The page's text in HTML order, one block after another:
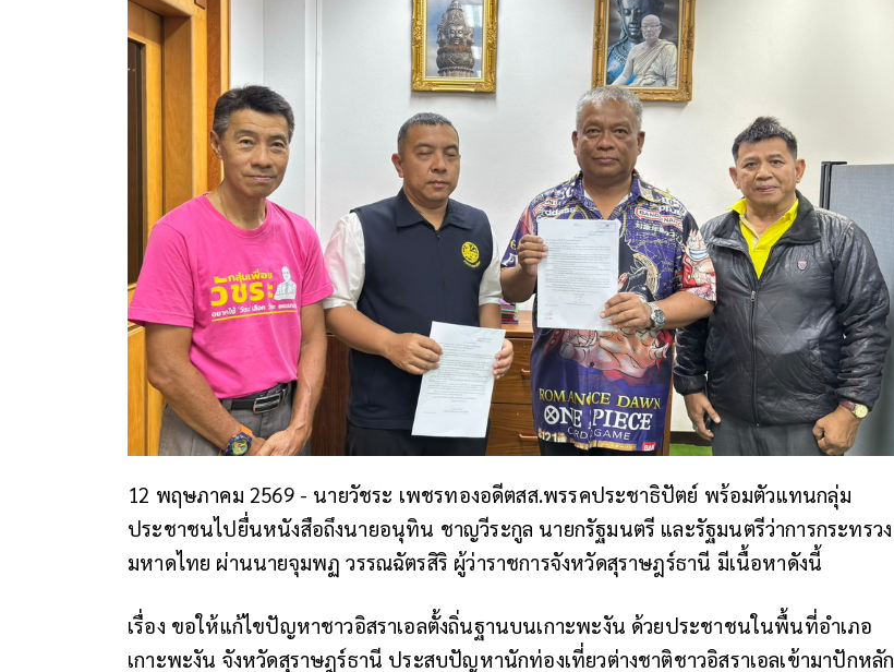
12 พฤษภาคม 2569 - นายวัชระ เพชรทองอดีตสส.พรรคประชาธิปัตย์ พร้อมตัวแทนกลุ่ม
ประชาชนไปยื่นหนังสือถึงนายอนุทิน ชาญวีระกูล นายกรัฐมนตรี และรัฐมนตรีว่าการกระทรวง
มหาดไทย ผ่านนายจุมพฏ วรรณฉัตรสิริ ผู้ว่าราชการจังหวัดสุราษฎร์ธานี มีเนื้อหาดังนี้
เรื่อง ขอให้แก้ไขปัญหาชาวอิสราเอลตั้งถิ่นฐานบนเกาะพะงัน ด้วยประชาชนในพื้นที่อำเภอ
เกาะพะงัน จังหวัดสุราษฎร์ธานี ประสบปัญหานักท่องเที่ยวต่างชาติชาวอิสราเอลเข้ามาปักหลัก